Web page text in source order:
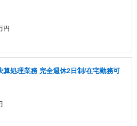
円
算処理業務 完全週休2日制/在宅勤務可